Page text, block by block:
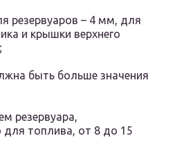
резервуаров – 4 мм, для
и крышки верхнего
быть больше значения
резервуара,
для топлива, от 8 до 15